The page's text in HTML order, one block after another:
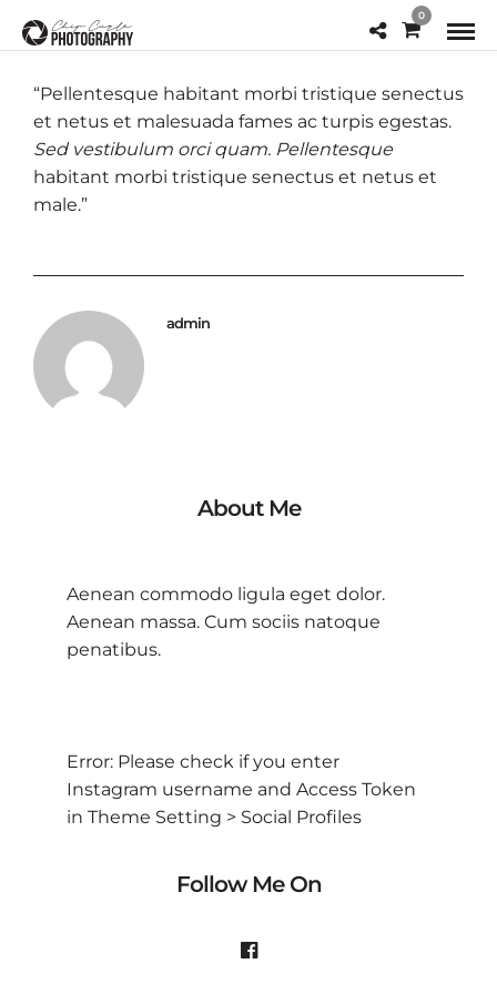
0
“Pellentesque habitant morbi tristique senectus
et netus et malesuada fames ac turpis egestas.
Sed vestibulum orci quam. Pellentesque
habitant morbi tristique senectus et netus et
male.”
admin
About Me
Aenean commodo ligula eget dolor.
Aenean massa. Cum sociis natoque
penatibus.
Error: Please check if you enter
Instagram username and Access Token
in Theme Setting > Social Profiles
Follow Me On